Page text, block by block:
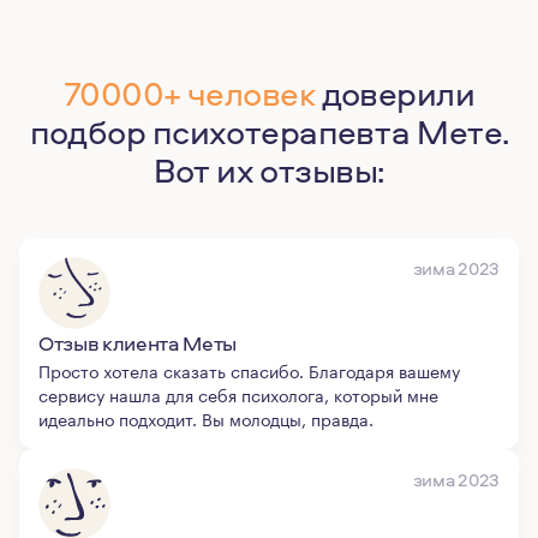
70000+ человекдоверили
подбор психотерапевта Мете.
Вот их отзывы:
зима 2023
Отзыв клиента Меты
Просто хотела сказать спасибо. Благодаря вашему
сервису нашла для себя психолога, который мне
идеально подходит. Вы молодцы, правда.
зима 2023